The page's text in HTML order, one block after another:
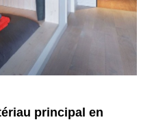
principal en